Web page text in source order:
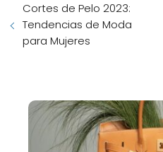
Cortes de Pelo 2023:
Tendencias de Moda
para Mujeres